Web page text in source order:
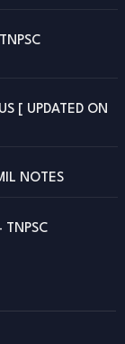
[ UPDATED ON
NOTES
TNPSC